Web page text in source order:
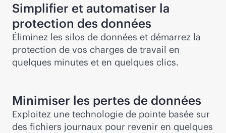
Simplifier et automatiser la
protection des données
Éliminez les silos de données et démarrez la
protection de vos charges de travail en
quelques minutes et en quelques clics.
Minimiser les pertes de données
Exploitez une technologie de pointe basée sur
des fichiers journaux pour revenir en quelques